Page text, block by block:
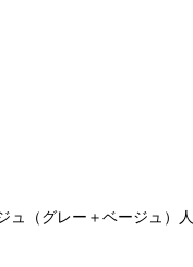
ュ（グレー＋ベージュ）